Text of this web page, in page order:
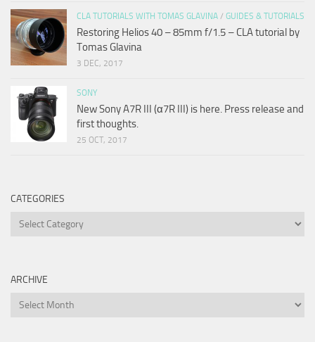
CLA TUTORIALS WITH TOMAS GLAVINA / GUIDES & TUTORIALS
Restoring Helios 40 – 85mm f/1.5 – CLA tutorial by
Tomas Glavina
3 DEC, 2017
SONY
New Sony A7R III (α7R III) is here. Press release and
first thoughts.
25 OCT, 2017
CATEGORIES
Categories
ARCHIVE
Archive